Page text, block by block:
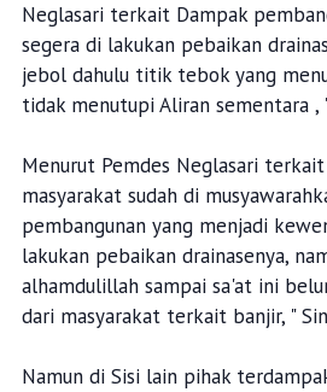
Neglasari terkait Dampak
segera di lakukan pebaikan
jebol dahulu titik tebok yang
tidak menutupi Aliran sementara ,
Menurut Pemdes Neglasari
masyarakat sudah di
pembangunan yang menjadi
lakukan pebaikan drainasenya,
alhamdulillah sampai sa'at ini
dari masyarakat terkait banjir, "
Namun di Sisi lain pihak